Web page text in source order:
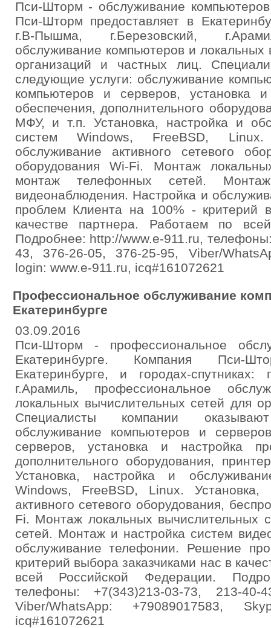
Пси-Шторм - обслуживание
Пси-Шторм предоставляет в
г.В-Пышма, г.Березовский,
обслуживание компьютеров и локальных
организаций и частных лиц.
следующие услуги: обслуживание
компьютеров и серверов, установка и
обеспечения, дополнительного
МФУ, и т.п. Установка, настройка и
систем Windows, FreeBSD, Linux.
обслуживание активного сетевого
оборудования Wi-Fi. Монтаж
монтаж телефонных сетей.
видеонаблюдения. Настройка и
проблем Клиента на 100% - критерий
качестве партнера. Работаем по
Подробнее: http://www.e-911.ru,
43, 376-26-05, 376-25-95, Viber/
login: www.e-911.ru, icq#161072621
Профессиональное обслуживание
Екатеринбурге
03.09.2016
Пси-Шторм - профессиональное
Екатеринбурге. Компания Пси-
Екатеринбурге, и городах-спутниках:
г.Арамиль, профессиональное
локальных вычислительных сетей для
Специалисты компании
обслуживание компьютеров и
серверов, установка и настройка
дополнительного оборудования,
Установка, настройка и
Windows, FreeBSD, Linux. Установка,
активного сетевого оборудования,
Fi. Монтаж локальных вычислительных
сетей. Монтаж и настройка систем
обслуживание телефонии. Решение
критерий выбора заказчиками нас в
всей Российской Федерации.
телефоны: +7(343)213-03-73, 213-40-
Viber/WhatsApp: +79089017583,
icq#161072621